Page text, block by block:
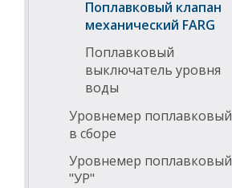
Поплавковый клапан
механический FARG
Поплавковый
выключатель уровня
воды
Уровнемер поплавковый
в сборе
Уровнемер поплавковый
"УР"